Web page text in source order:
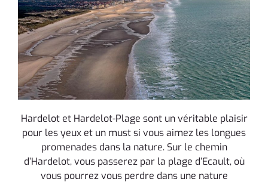
Hardelot et Hardelot-Plage sont un véritable plaisir
pour les yeux et un must si vous aimez les longues
promenades dans la nature. Sur le chemin
d’Hardelot, vous passerez par la plage d’Ecault, où
vous pourrez vous perdre dans une nature